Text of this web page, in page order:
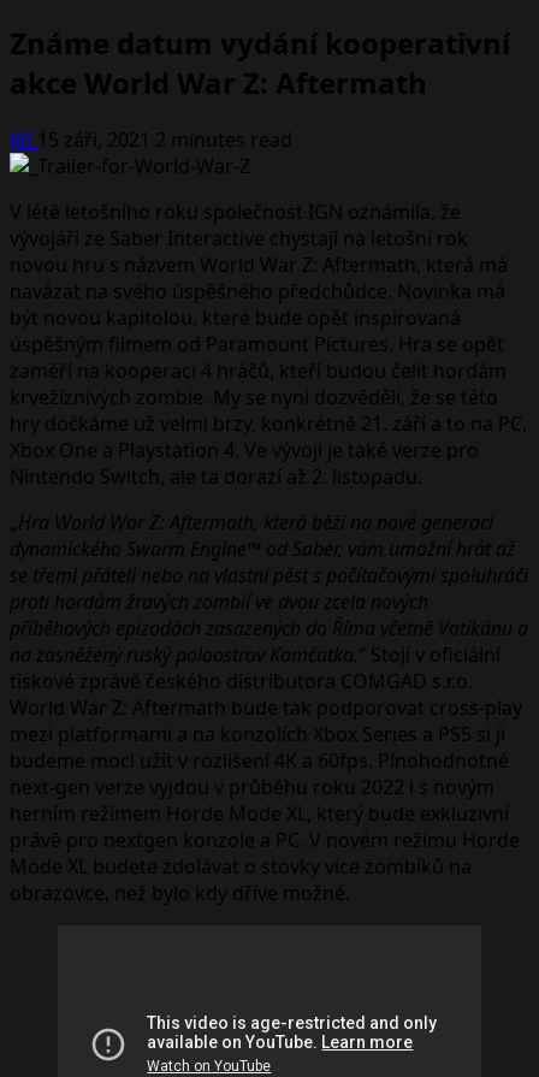
Známe datum vydání kooperativní
akce World War Z: Aftermath
Jiří 15 září, 2021 2 minutes read
V létě letošního roku společnost IGN oznámila, že
vývojáři ze Saber Interactive chystají na letošní rok
novou hru s názvem World War Z: Aftermath, která má
navázat na svého úspěšného předchůdce. Novinka má
být novou kapitolou, které bude opět inspirovaná
úspěšným filmem od Paramount Pictures. Hra se opět
zaměří na kooperaci 4 hráčů, kteří budou čelit hordám
krvežíznivých zombie. My se nyní dozvěděli, že se této
hry dočkáme už velmi brzy, konkrétně 21. září a to na PC,
Xbox One a Playstation 4. Ve vývoji je také verze pro
Nintendo Switch, ale ta dorazí až 2. listopadu.
„Hra World War Z: Aftermath, která běží na nové generaci
dynamického Swarm Engine™ od Saber, vám umožní hrát až
se třemi přáteli nebo na vlastní pěst s počítačovými spoluhráči
proti hordám žravých zombií ve dvou zcela nových
příběhových epizodách zasazených do Říma včetně Vatikánu a
na zasněžený ruský poloostrov Kamčatka.“ Stojí v oficiální
tiskové zprávě českého distributora COMGAD s.r.o.
World War Z: Aftermath bude tak podporovat cross-play
mezi platformami a na konzolích Xbox Series a PS5 si ji
budeme moci užít v rozlišení 4K a 60fps. Plnohodnotné
next-gen verze vyjdou v průběhu roku 2022 i s novým
herním režimem Horde Mode XL, který bude exkluzivní
právě pro nextgen konzole a PC. V novém režimu Horde
Mode XL budete zdolávat o stovky více zombíků na
obrazovce, než bylo kdy dříve možné.